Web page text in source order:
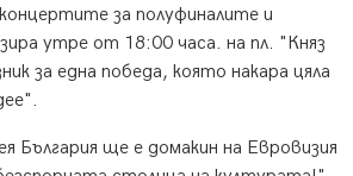
за полуфиналите и
утре от 18:00 часа. на пл. "Княз
за една победа, която накара цяла
България ще е домакин на Евровизия